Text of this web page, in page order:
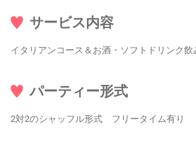
サービス内容
イタリアンコース＆お酒・ソフトドリンク飲
パーティー形式
2対2のシャッフル形式 フリータイム有り